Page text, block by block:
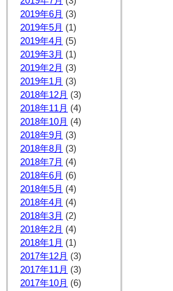
2019年6月 (3)
2019年5月 (1)
2019年4月 (5)
2019年3月 (1)
2019年2月 (3)
2019年1月 (3)
2018年12月 (3)
2018年11月 (4)
2018年10月 (4)
2018年9月 (3)
2018年8月 (3)
2018年7月 (4)
2018年6月 (6)
2018年5月 (4)
2018年4月 (4)
2018年3月 (2)
2018年2月 (4)
2018年1月 (1)
2017年12月 (3)
2017年11月 (3)
2017年10月 (6)